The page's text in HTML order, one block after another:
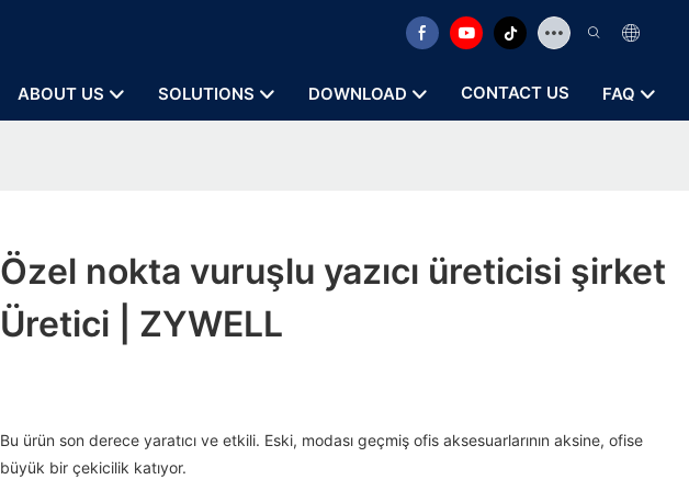
ABOUT US SOLUTIONS DOWNLOAD CONTACT US FAQ
Özel nokta vuruşlu yazıcı üreticisi şirket
Üretici | ZYWELL
Bu ürün son derece yaratıcı ve etkili. Eski, modası geçmiş ofis aksesuarlarının aksine, ofise
büyük bir çekicilik katıyor.